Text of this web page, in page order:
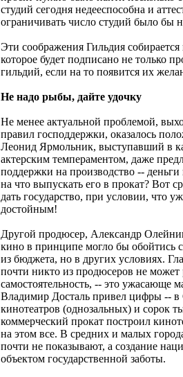
студий сегодня недееспособна и
ограничивать число студий было бы
Эти соображения Гильдия
которое будет подписано не только
гильдий, если на то появится их
Не надо рыбы, дайте удочку
Не менее актуальной проблемой,
правил господдержки, оказалось
Леонид Ярмольник, выступавший в
актерским темпераментом, даже
поддержки на производство --
на что выпускать его в прокат? Вот
дать государство, при условии, что
достойным!
Другой продюсер, Александр
кино в принципе могло бы обойтись
из бюджета, но в других условиях.
почти никто из продюсеров не может
самостоятельность, -- это ужасающе
Владимир Досталь привел цифры --
кинотеатров (однозальных) и сорок
коммерческий прокат построил
на этом все. В средних и малых
почти не показывают, а создание
объектом государственной заботы.